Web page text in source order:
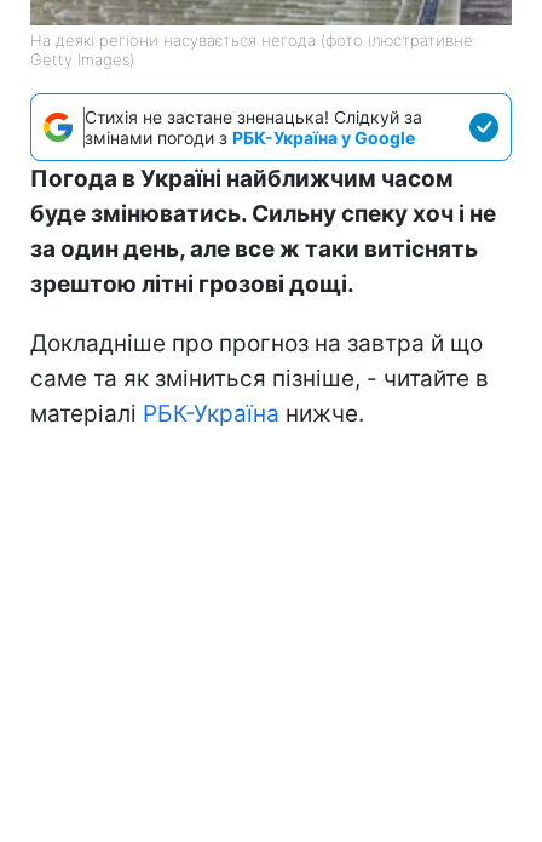
На деякі регіони насувається негода (фото ілюстративне:
Getty Images)
Стихія не застане зненацька! Слідкуй за
змінами погоди з РБК-Україна у Google
Погода в Україні найближчим часом
буде змінюватись. Сильну спеку хоч і не
за один день, але все ж таки витіснять
зрештою літні грозові дощі.
Докладніше про прогноз на завтра й що
саме та як зміниться пізніше, - читайте в
матеріалі РБК-Україна нижче.